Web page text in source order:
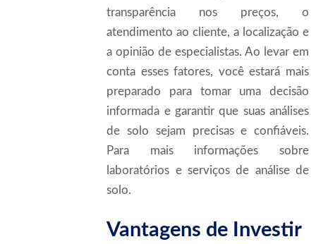
transparência nos preços, o
atendimento ao cliente, a localização e
a opinião de especialistas. Ao levar em
conta esses fatores, você estará mais
preparado para tomar uma decisão
informada e garantir que suas análises
de solo sejam precisas e confiáveis.
Para mais informações sobre
laboratórios e serviços de análise de
solo.
Vantagens de Investir